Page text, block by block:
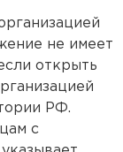
не имеет
открыть
РФ.
с